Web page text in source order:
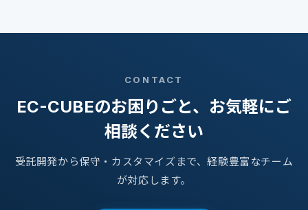
CONTACT
EC-CUBEのお困りごと、お気軽にご
相談ください
受託開発から保守・カスタマイズまで、経験豊富なチーム
が対応します。